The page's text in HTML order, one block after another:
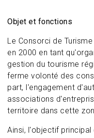
Objet et fonctions
Le Consorci de
en 2000 en tant
gestion du tourisme
ferme volonté des
part, l'engagement
associations
territoire dans cette
Ainsi, l'objectif